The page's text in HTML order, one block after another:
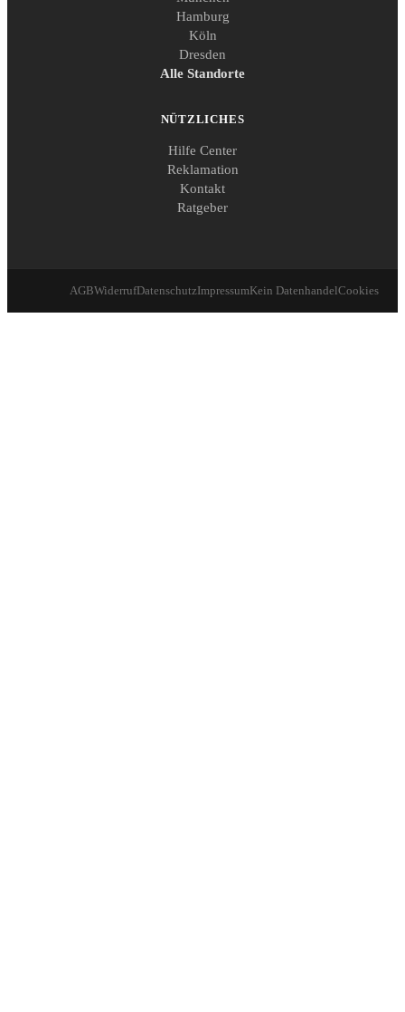
Hamburg
Köln
Dresden
Alle Standorte
NÜTZLICHES
Hilfe Center
Reklamation
Kontakt
Ratgeber
AGBWiderrufDatenschutzImpressumKein DatenhandelCookies